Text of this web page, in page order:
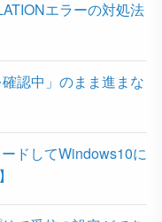
エラーの対処法
認中」のまま進まな
ドしてWindows10に